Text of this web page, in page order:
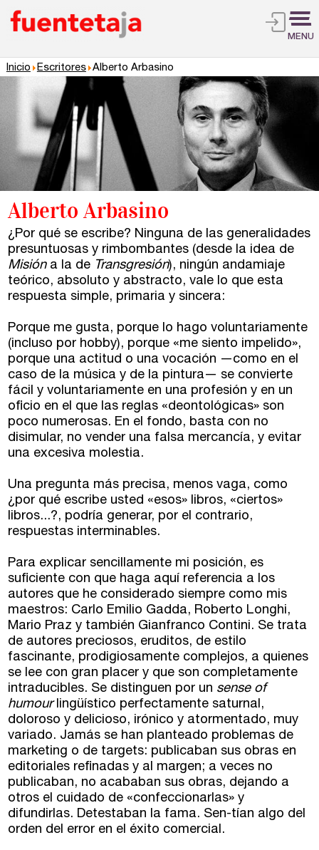
MENU
Madrid
Barcelona
Sevilla
Valencia
Alicante
Murcia
Málaga
Bilbao
Vitoria
Zaragoza
Presenciales en Madrid
En directo a través de Zoom
Talleres de escritura
Talleres presenciales ≻
Talleres online
Intensivos de verano ≻
Recreativa 26
El taller de escritura creativa
Cursos
Curso integral de narrativa
Máster de creación poética
fuentetaja
Inicio Escritores Alberto Arbasino
Alberto Arbasino
¿Por qué se escribe? Ninguna de las generalidades
presuntuosas y rimbombantes (desde la idea de
Misióna la de Transgresión), ningún andamiaje
teórico, absoluto y abstracto, vale lo que esta
respuesta simple, primaria y sincera:
Porque me gusta, porque lo hago voluntariamente
(incluso por hobby), porque «me siento impelido»,
porque una actitud o una vocación —como en el
caso de la música y de la pintura— se convierte
fácil y voluntariamente en una profesión y en un
oficio en el que las reglas «deontológicas» son
poco numerosas. En el fondo, basta con no
disimular, no vender una falsa mercancía, y evitar
una excesiva molestia.
Una pregunta más precisa, menos vaga, como
¿por qué escribe usted «esos» libros, «ciertos»
libros...?, podría generar, por el contrario,
respuestas interminables.
Para explicar sencillamente mi posición, es
suficiente con que haga aquí referencia a los
autores que he considerado siempre como mis
maestros: Carlo Emilio Gadda, Roberto Longhi,
Mario Praz y también Gianfranco Contini. Se trata
de autores preciosos, eruditos, de estilo
fascinante, prodigiosamente complejos, a quienes
se lee con gran placer y que son completamente
intraducibles. Se distinguen por un sense of
humourlingüístico perfectamente saturnal,
doloroso y delicioso, irónico y atormentado, muy
variado. Jamás se han planteado problemas de
marketing o de targets: publicaban sus obras en
editoriales refinadas y al margen; a veces no
publicaban, no acababan sus obras, dejando a
otros el cuidado de «confeccionarlas» y
difundirlas. Detestaban la fama. Sen-tían algo del
orden del error en el éxito comercial.